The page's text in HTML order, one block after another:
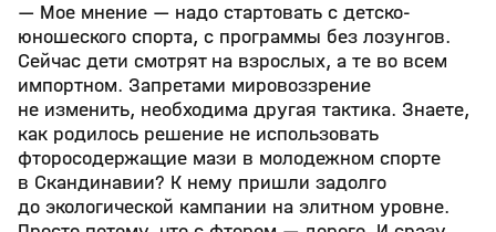
— Мое мнение — надо стартовать с детско-
юношеского спорта, с программы без лозунгов.
Сейчас дети смотрят на взрослых, а те во всем
импортном. Запретами мировоззрение
не изменить, необходима другая тактика. Знаете,
как родилось решение не использовать
фторосодержащие мази в молодежном спорте
в Скандинавии? К нему пришли задолго
до экологической кампании на элитном уровне.